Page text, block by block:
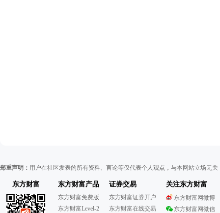
郑重声明： 用户在社区发表的所有资料、言论等仅代表个人观点，与本网站立场无
东方财富 东方财富产品
东方财富免费版
东方财富Level-2
证券交易
东方财富证券开户
东方财富在线交易
关注东方财富
东方财富网微博
东方财富网微信